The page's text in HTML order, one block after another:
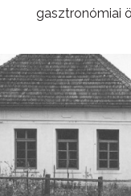
gasztronómiai